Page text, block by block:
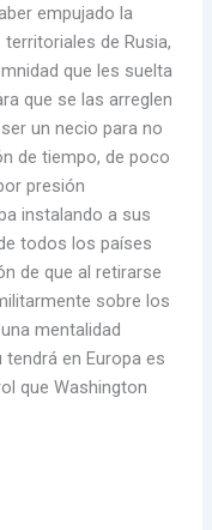
empujado la
de Rusia,
que les suelta
que se las arreglen
un necio para no
de tiempo, de poco
presión
instalando a sus
todos los países
de que al retirarse
sobre los
mentalidad
en Europa es
que Washington